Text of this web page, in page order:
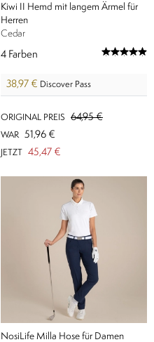
Kiwi II Hemd mit langem Ärmel für
Herren
Cedar
4 Farben
38,97 € Discover Pass
ORIGINAL PREIS 64,95 €
WAR 51,96 €
JETZT 45,47 €
NosiLife Milla Hose für Damen